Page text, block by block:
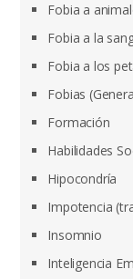
Fobia a
Fobia a la
Fobia a los
Fobias
Formación
Habilidades
Hipocondría
Impotencia
Insomnio
Inteligencia